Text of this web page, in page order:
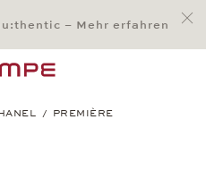
Menu – Mehr erfahren
PREMIÈRE